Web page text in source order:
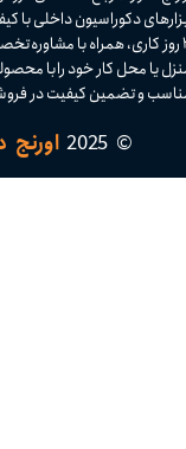
۴ روز کاری، همراه با مشاوره
یا محل کار خود را با
و تضمین کیفیت در
© 2025 اورنج